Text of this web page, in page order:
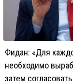
Фидан: «Для
необходимо
затем